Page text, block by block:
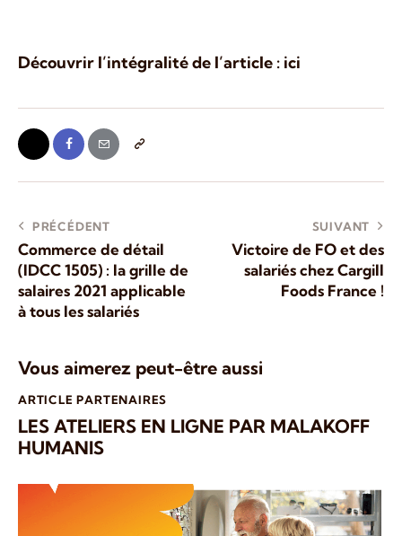
Découvrir l’intégralité de l’article : ici
PRÉCÉDENT
Commerce de détail
(IDCC 1505) : la grille de
salaires 2021 applicable
à tous les salariés
SUIVANT
Victoire de FO et des
salariés chez Cargill
Foods France !
Vous aimerez peut-être aussi
ARTICLE PARTENAIRES
LES ATELIERS EN LIGNE PAR MALAKOFF
HUMANIS